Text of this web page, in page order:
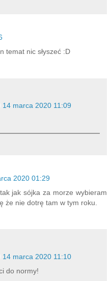
temat nic słyszeć :D
14 marca 2020 11:09
2020 01:29
jak sójka za morze wybieram
że nie dotrę tam w tym roku.
14 marca 2020 11:10
do normy!